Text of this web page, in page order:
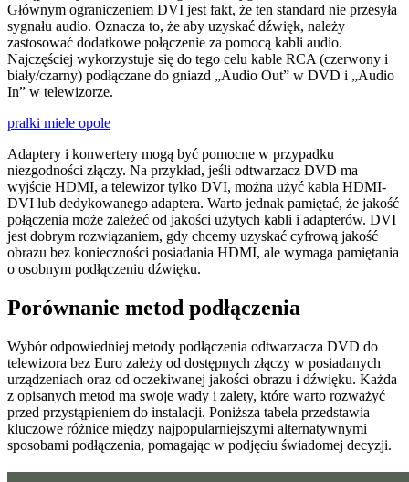
Głównym ograniczeniem DVI jest fakt, że ten standard nie przesyła
sygnału audio. Oznacza to, że aby uzyskać dźwięk, należy
zastosować dodatkowe połączenie za pomocą kabli audio.
Najczęściej wykorzystuje się do tego celu kable RCA (czerwony i
biały/czarny) podłączane do gniazd „Audio Out” w DVD i „Audio
In” w telewizorze.
pralki miele opole
Adaptery i konwertery mogą być pomocne w przypadku
niezgodności złączy. Na przykład, jeśli odtwarzacz DVD ma
wyjście HDMI, a telewizor tylko DVI, można użyć kabla HDMI-
DVI lub dedykowanego adaptera. Warto jednak pamiętać, że jakość
połączenia może zależeć od jakości użytych kabli i adapterów. DVI
jest dobrym rozwiązaniem, gdy chcemy uzyskać cyfrową jakość
obrazu bez konieczności posiadania HDMI, ale wymaga pamiętania
o osobnym podłączeniu dźwięku.
Porównanie metod podłączenia
Wybór odpowiedniej metody podłączenia odtwarzacza DVD do
telewizora bez Euro zależy od dostępnych złączy w posiadanych
urządzeniach oraz od oczekiwanej jakości obrazu i dźwięku. Każda
z opisanych metod ma swoje wady i zalety, które warto rozważyć
przed przystąpieniem do instalacji. Poniższa tabela przedstawia
kluczowe różnice między najpopularniejszymi alternatywnymi
sposobami podłączenia, pomagając w podjęciu świadomej decyzji.